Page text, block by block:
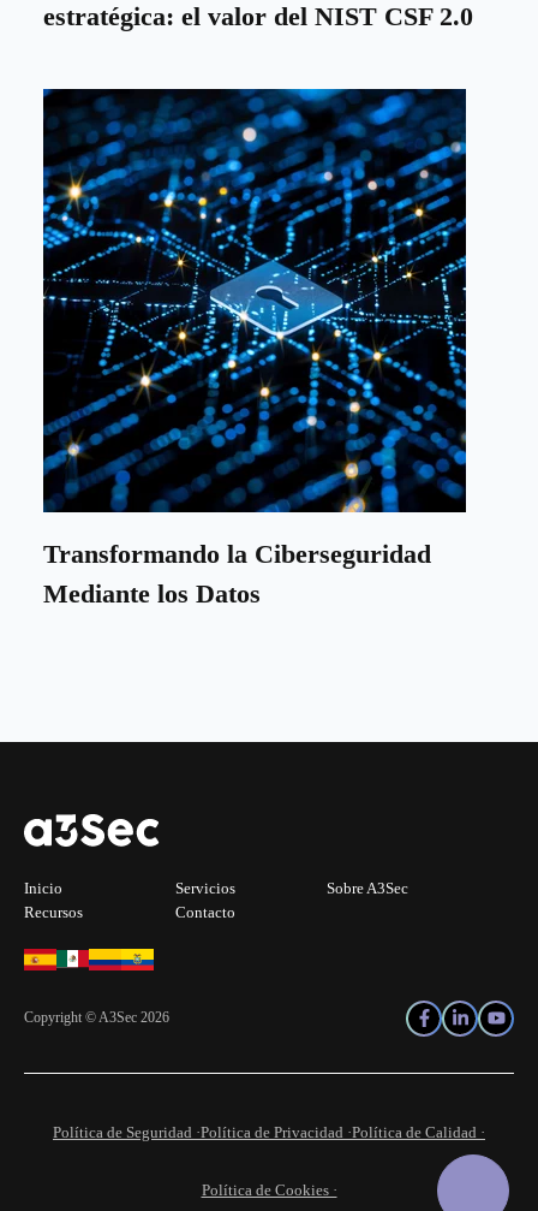
estratégica: el valor del NIST CSF 2.0
Transformando la Ciberseguridad
Mediante los Datos
Inicio Servicios
Sobre A3Sec
Recursos
Contacto
Copyright © A3Sec 2026
Política de Seguridad ·Política de Privacidad ·Política de Calidad ·
Política de Cookies ·